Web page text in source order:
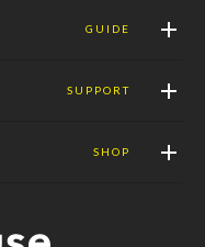
GUIDE
SUPPORT
SHOP